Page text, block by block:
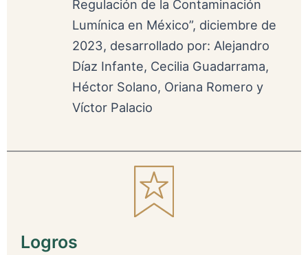
Regulación de la Contaminación
Lumínica en México”, diciembre de
2023, desarrollado por: Alejandro
Díaz Infante, Cecilia Guadarrama,
Héctor Solano, Oriana Romero y
Víctor Palacio
Logros